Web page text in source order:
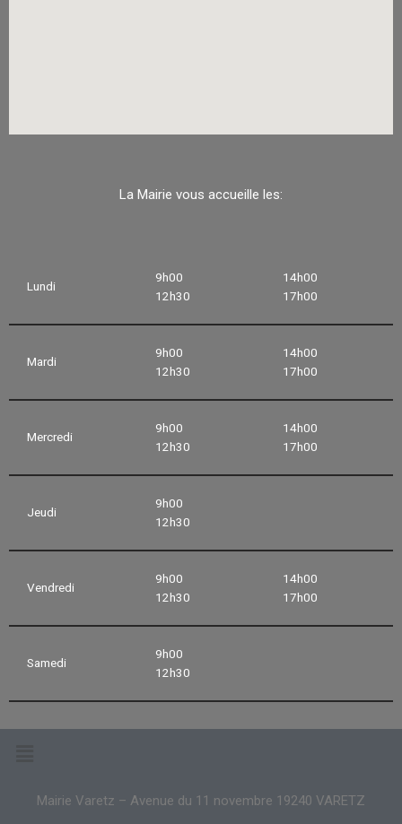
La Mairie vous accueille les:
Lundi
9h00
12h30
14h00
17h00
Mardi
9h00
12h30
14h00
17h00
Mercredi
9h00
12h30
14h00
17h00
Jeudi
9h00
12h30
Vendredi
9h00
12h30
14h00
17h00
Samedi
9h00
12h30
Mairie Varetz – Avenue du 11 novembre 19240 VARETZ